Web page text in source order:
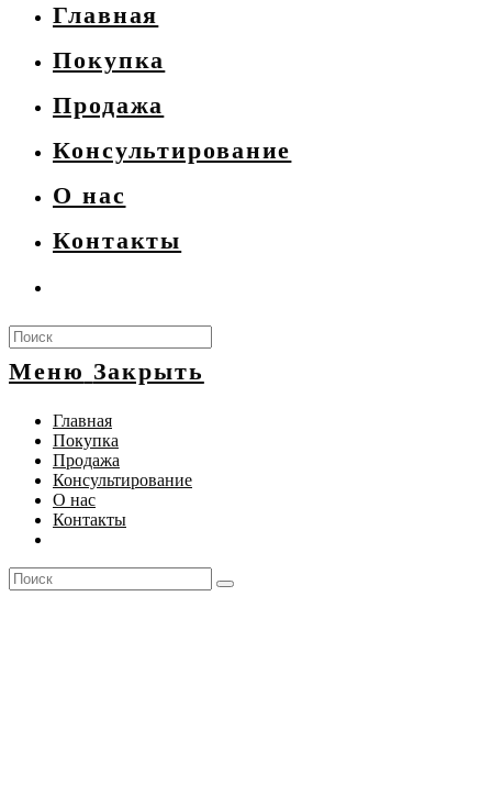
Главная
Покупка
Продажа
Консультирование
О нас
Контакты
Search
this
website
Меню Закрыть
Главная
Покупка
Продажа
Консультирование
О нас
Контакты